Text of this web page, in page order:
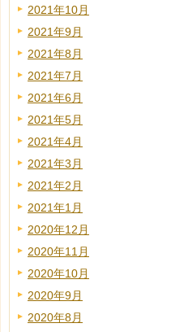
2021年10月
2021年9月
2021年8月
2021年7月
2021年6月
2021年5月
2021年4月
2021年3月
2021年2月
2021年1月
2020年12月
2020年11月
2020年10月
2020年9月
2020年8月